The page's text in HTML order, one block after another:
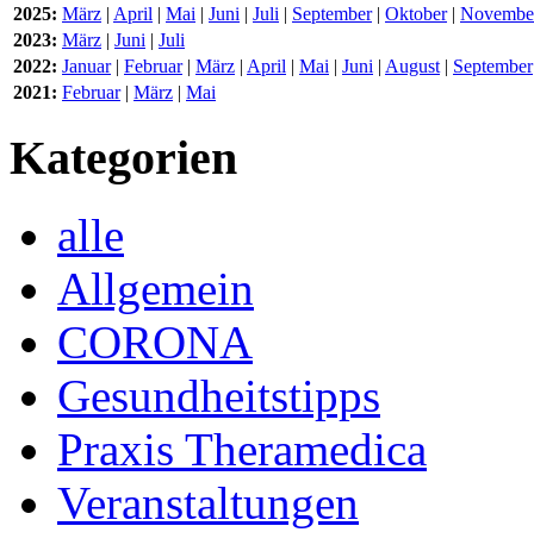
2025: März | April | Mai | Juni | Juli | September| Oktober|
2023: März | Juni | Juli
2022: Januar| Februar| März | April | Mai | Juni | August | September
2021: Februar| März | Mai
Kategorien
alle
Allgemein
CORONA
Gesundheitstipps
Praxis Theramedica
Veranstaltungen